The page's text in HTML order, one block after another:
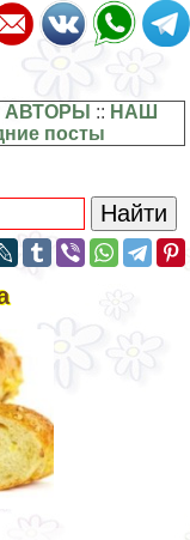
:: НАШ
посты